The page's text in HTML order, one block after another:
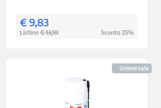
€ 9,83
Listino € 13,10 Sconto 25%
Universale